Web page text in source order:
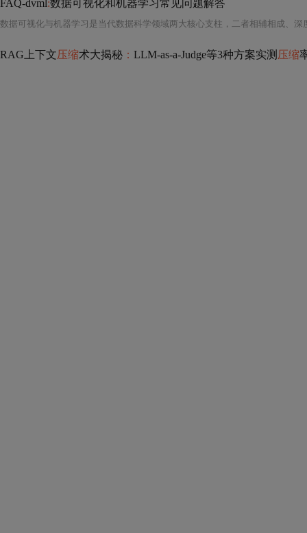
FAQ-dvml:数据可视化和机器学习常见问题解答
RAG上下文压缩术大揭秘 ： LLM-as-a-Judge等3种方案实测 压缩